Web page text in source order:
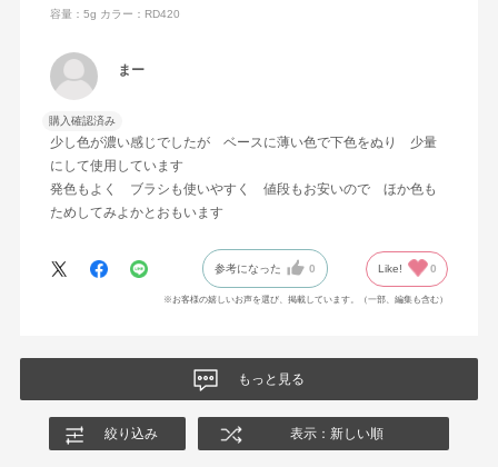
容量：5g カラー：RD420
まー
購入確認済み
少し色が濃い感じでしたが ベースに薄い色で下色をぬり 少量
にして使用しています
発色もよく ブラシも使いやすく 値段もお安いので ほか色も
ためしてみよかとおもいます
参考になった 0 Like! 0
※お客様の嬉しいお声を選び、掲載しています。（一部、編集も含む）
もっと見る
絞り込み 表示：新しい順